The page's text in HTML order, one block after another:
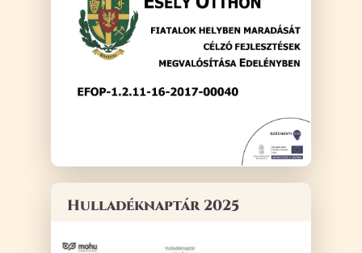
Hulladéknaptár 2025